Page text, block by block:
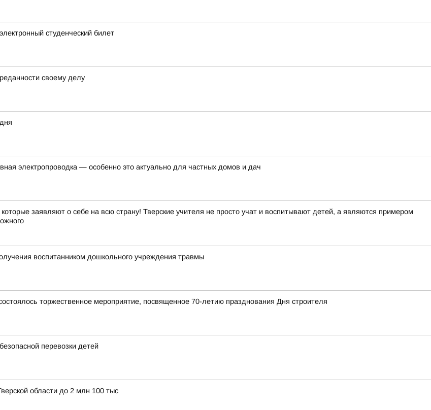
студенческий билет
своему делу
электропроводка — особенно это актуально для частных домов и дач
заявляют о себе на всю страну! Тверские учителя не просто учат и воспитывают детей, а являются примером
воспитанником дошкольного учреждения травмы
торжественное мероприятие, посвященное 70-летию празднования Дня строителя
перевозки детей
области до 2 млн 100 тыс